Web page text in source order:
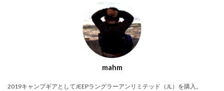
mahm
2019キャンプギアとしてJEEPラングラーアンリミテッド（JL）を購入。